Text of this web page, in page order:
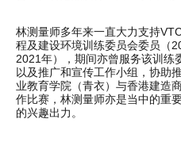
林测量师多年来一直大力支持
程及建设环境训练委员会委员（
2021年），期间亦曾服务该训练
以及推广和宣传工作小组，协助
业教育学院（青衣）与香港建造
作比赛，林测量师亦是当中的重
的兴趣出力。